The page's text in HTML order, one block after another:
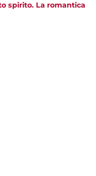
spirito. La romantica